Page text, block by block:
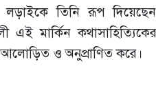
লড়াইকে তিনি রূপ দিয়েছেন
এই মার্কিন কথাসাহিত্যিকের
ও অনুপ্রাণিত করে।